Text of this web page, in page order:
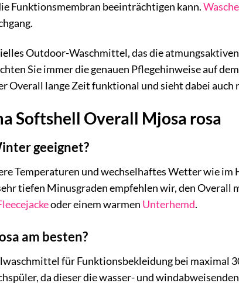
Funktionsmembran beeinträchtigen kann.
Outdoor-Waschmittel, das die
Sie immer die genauen Pflegehinweise auf
Overall lange Zeit funktional und sieht dabei auch
Softshell Overall Mjosa rosa
geeignet?
Temperaturen und wechselhaftes Wetter wie im
tiefen Minusgraden empfehlen wir, den Overall
oder einem warmen Unterhemd.
am besten?
für Funktionsbekleidung bei maximal
da dieser die wasser- und windabweisenden